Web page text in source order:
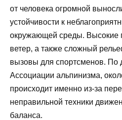
от человека огромной
устойчивости к
окружающей среды. Высокие
ветер, а также сложный
вызовы для спортсменов.
Ассоциации альпинизма,
происходит именно из-за
неправильной техники
баланса.